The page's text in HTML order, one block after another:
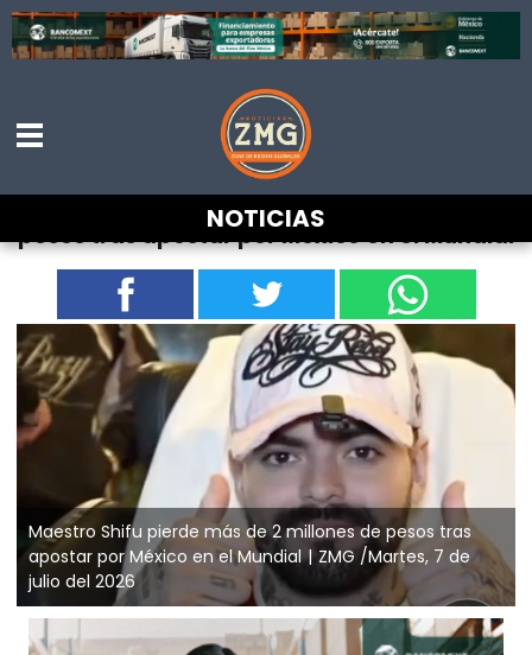
NOTICIAS
Maestro Shifu pierde más de 2 millones de
pesos tras apostar por México en el Mundial
Maestro Shifu pierde más de 2 millones de pesos tras
apostar por México en el Mundial
ZMG /Martes, 7 de
julio del 2026